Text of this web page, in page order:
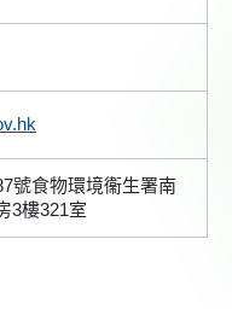
號食物環境衞生署南
3樓321室